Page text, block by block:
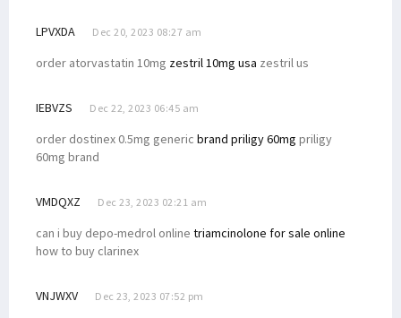
LPVXDA Dec 20, 2023 08:27 am
order atorvastatin 10mg zestril 10mg usa zestril us
IEBVZS Dec 22, 2023 06:45 am
order dostinex 0.5mg generic brand priligy 60mg priligy
60mg brand
VMDQXZ Dec 23, 2023 02:21 am
can i buy depo-medrol online triamcinolone for sale online
how to buy clarinex
VNJWXV Dec 23, 2023 07:52 pm